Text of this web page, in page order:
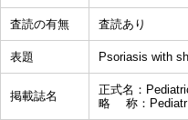
査読の有無 査読あり
表題 Psoriasis with
掲載誌名
正式名：
略 称：Pediatr